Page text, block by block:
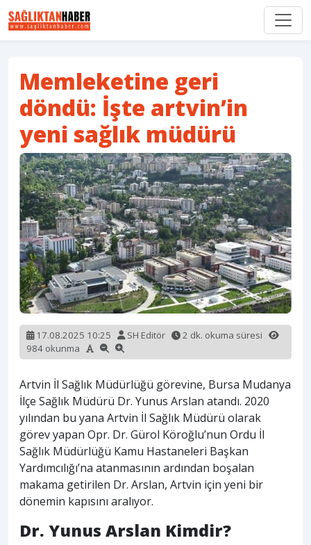
Memleketine geri
döndü: İşte artvin’in
yeni sağlık müdürü
17.08.2025 10:25 SH Editör
2 dk. okuma süresi
984 okunma
Artvin İl Sağlık Müdürlüğü görevine, Bursa Mudanya
İlçe Sağlık Müdürü Dr. Yunus Arslan atandı. 2020
yılından bu yana Artvin İl Sağlık Müdürü olarak
görev yapan Opr. Dr. Gürol Köroğlu’nun Ordu İl
Sağlık Müdürlüğü Kamu Hastaneleri Başkan
Yardımcılığı’na atanmasının ardından boşalan
makama getirilen Dr. Arslan, Artvin için yeni bir
dönemin kapısını aralıyor.
Dr. Yunus Arslan Kimdir?